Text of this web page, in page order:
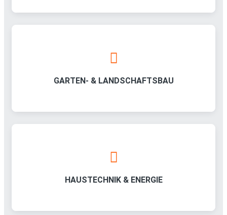
GARTEN- & LANDSCHAFTSBAU
HAUSTECHNIK & ENERGIE